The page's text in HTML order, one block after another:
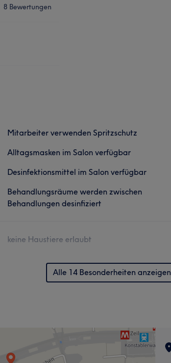
8 Bewertungen
Mitarbeiter verwenden Spritzschutz
Alltagsmasken im Salon verfügbar
Desinfektionsmittel im Salon verfügbar
Behandlungsräume werden zwischen
Behandlungen desinfiziert
keine Haustiere erlaubt
Alle 14 Besonderheiten anzeigen